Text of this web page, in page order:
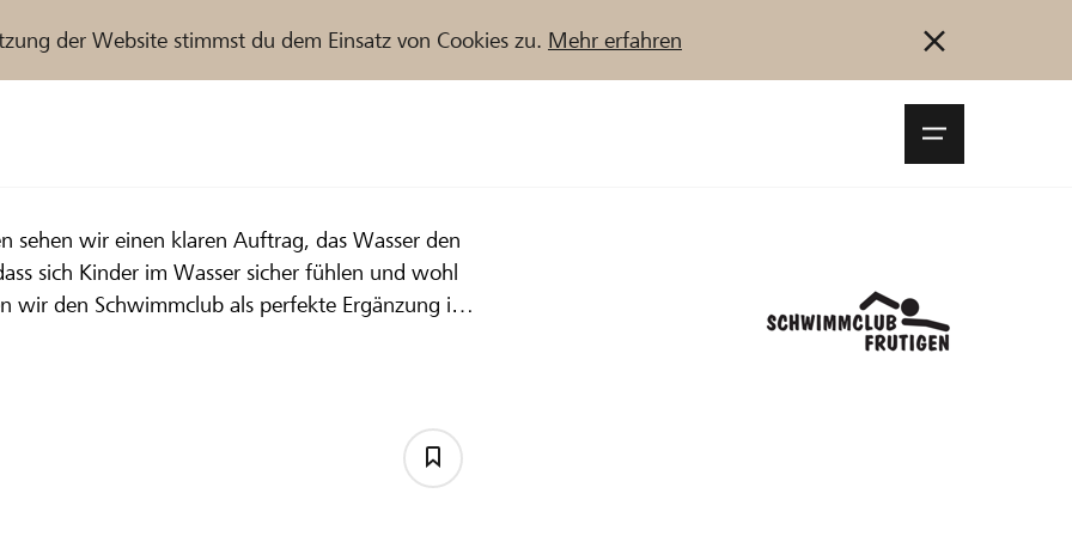
der Website stimmst du dem Einsatz von Cookies zu. Mehr erfahren
/ Raiffeisenbank
Jetzt starten
sehen wir einen klaren Auftrag, das Wasser den
sich Kinder im Wasser sicher fühlen und wohl
wir den Schwimmclub als perfekte Ergänzung im
erarbeiten uns Techniken und Methoden an um